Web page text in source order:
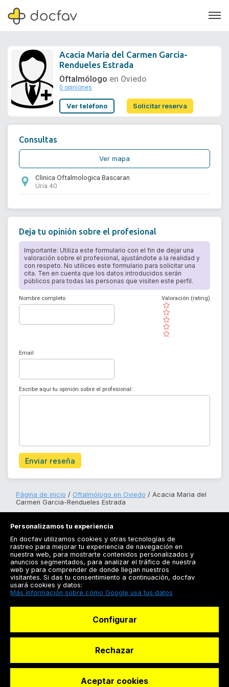
Quiénes somos
Acacia Maria del Carmen Garcia-
Rendueles Estrada
Oftalmólogo en Oviedo
0 opiniones
Ver teléfono Solicitar reserva
Consultas
Ver mapa
Clinica Oftalmologica Bascaran
Uria 40
Deja tu opinión sobre el profesional
Importante: Utiliza este formulario con el fin de dejar una
valoración sobre el profesional, ajustándote a la realidad y
con respeto. No utilices este formulario para solicitar una
cita. Ten en cuenta que los datos introducidos serán
públicos para todas las personas que visiten este perfil.
Nombre completo
( )
( )
( )
( )
( )
Valoración (rating)
Email
Escribe aquí tu opinión sobre el profesional:
Enviar reseña
Página de inicio Oftalmólogo en Oviedo
Acacia Maria del
Carmen Garcia-Rendueles Estrada
Registrarse
Docfav
Personalizamos tu experiencia
En docfav utilizamos cookies y otras tecnologías de
rastreo para mejorar tu experiencia de navegación en
nuestra web, para mostrarte contenidos personalizados y
anuncios segmentados, para analizar el tráfico de nuestra
web y para comprender de donde llegan nuestros
visitantes. Si das tu consentimiento a continuación, docfav
usará cookies y datos:
Más información sobre cómo Google usa tus datos
Configurar
Rechazar
Aceptar cookies